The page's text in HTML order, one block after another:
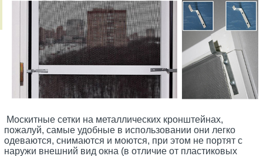
Москитные сетки на металлических кронштейнах,
пожалуй, самые удобные в использовании они легко
одеваются, снимаются и моются, при этом не портят с
наружи внешний вид окна (в отличие от пластиковых